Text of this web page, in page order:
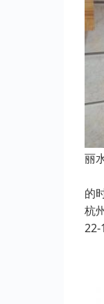
丽
的
杭
22-